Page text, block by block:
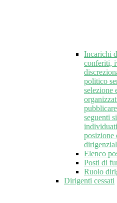
Incarichi
conferiti,
politico
selezione
seguenti
posizione
Elenco
Posti di
Ruolo
Dirigenti cessati